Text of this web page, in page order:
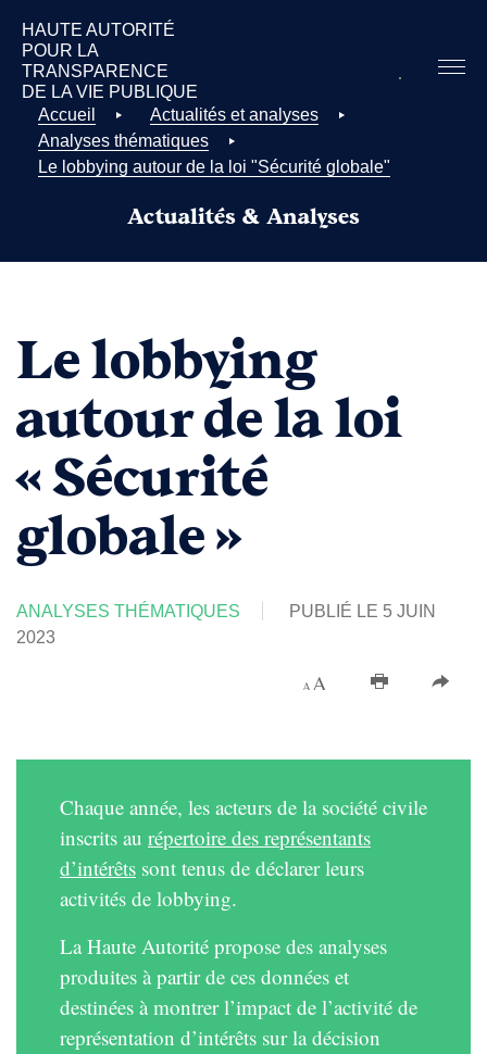
HAUTE AUTORITÉ
POUR LA
TRANSPARENCE
DE LAVIE PUBLIQUE
Accueil
Actualités et analyses
Analyses thématiques
Le lobbying autour de la loi "Sécurité globale"
Actualités & Analyses
Le lobbying
autour de la loi
« Sécurité
globale »
ANALYSES THÉMATIQUES
PUBLIÉ LE 5 JUIN
2023
Chaque année, les acteurs de la société civile
inscrits au répertoire des représentants
d’intérêts sont tenus de déclarer leurs
activités de lobbying.
La Haute Autorité propose des analyses
produites à partir de ces données et
destinées à montrer l’impact de l’activité de
représentation d’intérêts sur la décision